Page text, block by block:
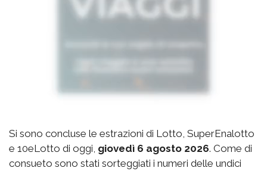
Si sono concluse le estrazioni di Lotto, SuperEnalotto
e 10eLotto di oggi, giovedì 6 agosto 2026. Come di
consueto sono stati sorteggiati i numeri delle undici